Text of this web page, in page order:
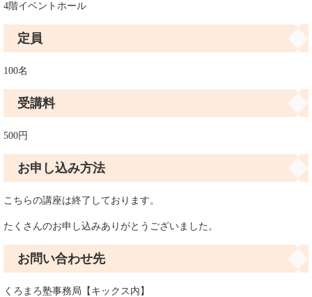
4階イベントホール
定員
100名
受講料
500円
お申し込み方法
こちらの講座は終了しております。
たくさんのお申し込みありがとうございました。
お問い合わせ先
くろまろ塾事務局【キックス内】